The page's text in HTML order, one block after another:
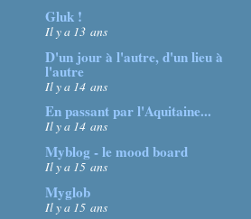
Gluk !
Il y a 13 ans
D'un jour à l'autre, d'un lieu à
l'autre
Il y a 14 ans
En passant par l'Aquitaine...
Il y a 14 ans
Myblog - le mood board
Il y a 15 ans
Myglob
Il y a 15 ans